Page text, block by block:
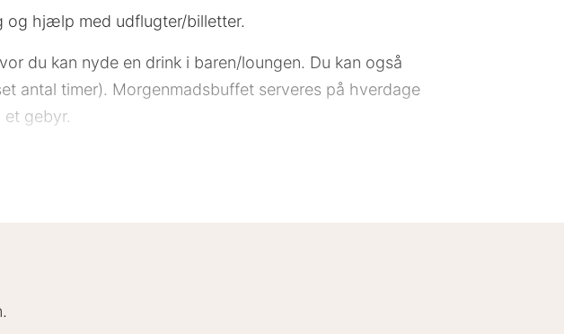
og hjælp med udflugter/billetter.
du kan nyde en drink i baren/loungen. Du kan også
antal timer). Morgenmadsbuffet serveres på hverdage
et gebyr.
i Tyskland. Dette overnatningssted er blevet
tv. Din seng er udstyret med topmadras og